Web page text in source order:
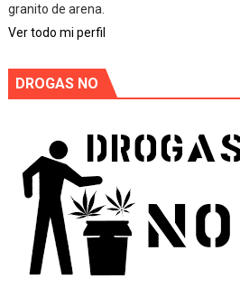
granito de arena.
Ver todo mi perfil
DROGAS NO